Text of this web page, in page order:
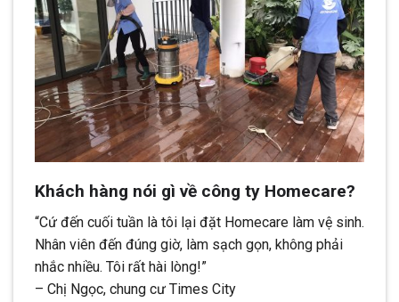
Khách hàng nói gì về công ty Homecare?
“Cứ đến cuối tuần là tôi lại đặt Homecare làm vệ sinh.
Nhân viên đến đúng giờ, làm sạch gọn, không phải
nhắc nhiều. Tôi rất hài lòng!”
– Chị Ngọc, chung cư Times City